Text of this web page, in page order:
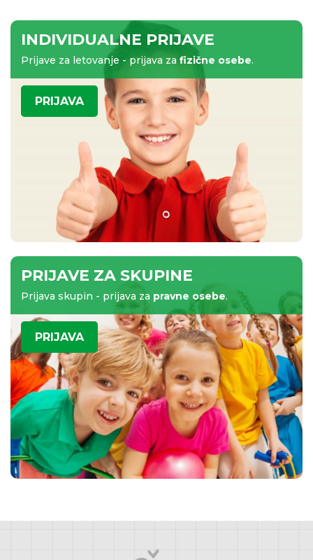
INDIVIDUALNE PRIJAVE
Prijave za letovanje - prijava za fizične osebe.
PRIJAVA
PRIJAVE ZA SKUPINE
Prijava skupin - prijava za pravne osebe.
PRIJAVA